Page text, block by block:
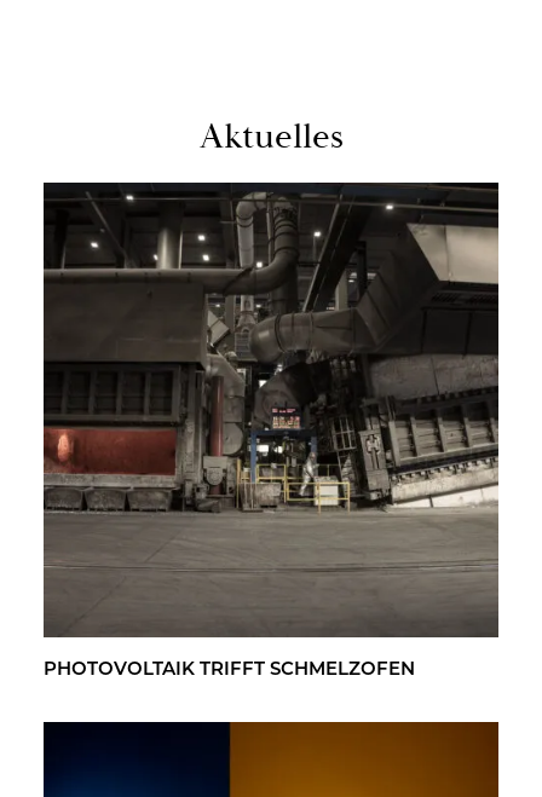
Ak­tu­el­les
PHO­TO­VOL­TA­IK TRIFFT SCHMELZ­OFEN